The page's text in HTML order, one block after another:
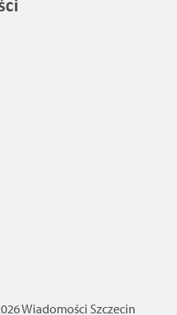
Wiadomości Szczecin